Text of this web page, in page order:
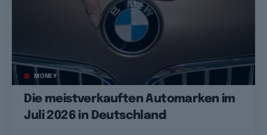
MONEY
Die meistverkauften Automarken im
Juli 2026 in Deutschland